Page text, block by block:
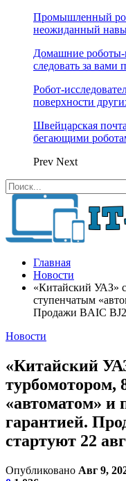
Промышленный
неожиданный
Домашние
следовать за вами
Робот-
поверхности
Швейцарская
бегающими
Prev Next
Главная
Новости
«Китайский УАЗ»
ступенчатым
Продажи BAIC
Новости
«Китайский
турбомотором,
«автоматом» и
гарантией.
стартуют 22
Опубликовано Авг 9,